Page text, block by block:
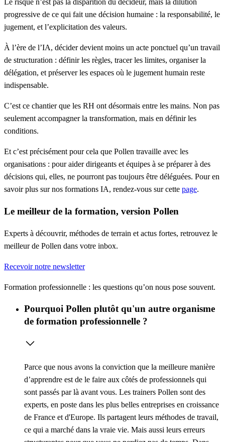
Le risque n’est pas la disparition du décideur, mais la dilution
progressive de ce qui fait une décision humaine : la responsabilité, le
jugement, et l’explicitation des valeurs.
À l’ère de l’IA, décider devient moins un acte ponctuel qu’un travail
de structuration : définir les règles, tracer les limites, organiser la
délégation, et préserver les espaces où le jugement humain reste
indispensable.
C’est ce chantier que les RH ont désormais entre les mains. Non pas
seulement accompagner la transformation, mais en définir les
conditions.
Et c’est précisément pour cela que Pollen travaille avec les
organisations : pour aider dirigeants et équipes à se préparer à des
décisions qui, elles, ne pourront pas toujours être déléguées. Pour en
savoir plus sur nos formations IA, rendez-vous sur cette page.
Le meilleur de la formation, version Pollen
Experts à découvrir, méthodes de terrain et actus fortes, retrouvez le
meilleur de Pollen dans votre inbox.
Recevoir notre newsletter
Formation professionnelle : les questions qu’on nous pose souvent.
Pourquoi Pollen plutôt qu'un autre organisme
de formation professionnelle ?
Parce que nous avons la conviction que la meilleure manière
d’apprendre est de le faire aux côtés de professionnels qui
sont passés par là avant vous. Les trainers Pollen sont des
experts, en poste dans les plus belles entreprises en croissance
de France et d'Europe. Ils partagent leurs méthodes de travail,
ce qui a marché dans la vraie vie. Mais aussi leurs erreurs